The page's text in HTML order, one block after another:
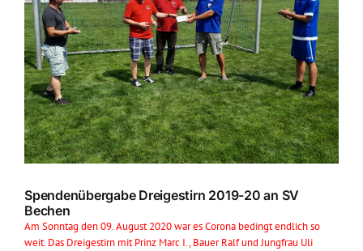
Spendenübergabe Dreigestirn 2019-20 an SV
Bechen
Am Sonntag den 09. August 2020 war es Corona bedingt endlich so
weit. Das Dreigestirn mit Prinz Marc I., Bauer Ralf und Jungfrau Uli